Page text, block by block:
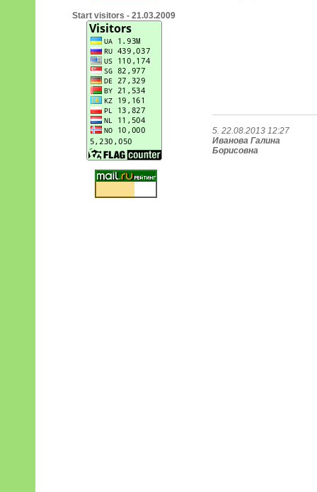
Start visitors - 21.03.2009
5. 22.08.2013 12:27
Иванова Галина
Борисовна